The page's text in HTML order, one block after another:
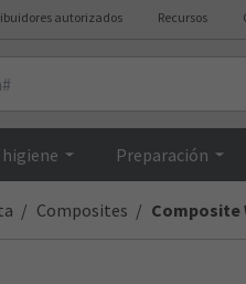
autorizados Recursos
Preparación
Composites Composite